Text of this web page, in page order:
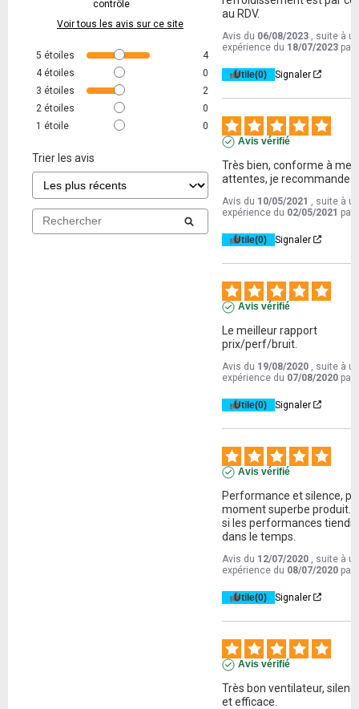
contrôle
Voir tous les avis sur ce site
5 étoiles
4
4 étoiles
0
3 étoiles
2
2 étoiles
0
1 étoile 0
Trier les avis
au RDV.
Avis du 06/08/2023
, suite à
expérience du 18/07/2023 par
Utile(0) Signaler
Avis vérifié
Très bien, conforme à mes
attentes, je recommande !
Avis du 10/05/2021
, suite à
expérience du 02/05/2021 par
Utile(0) Signaler
Avis vérifié
Le meilleur rapport
prix/perf/bruit.
Avis du 19/08/2020
, suite à
expérience du 07/08/2020 par
Utile(0) Signaler
Avis vérifié
Performance et silence,
moment superbe produit.
si les performances
dans le temps.
Avis du 12/07/2020
, suite à
expérience du 08/07/2020 par
Utile(0) Signaler
Avis vérifié
Très bon ventilateur,
et efficace.